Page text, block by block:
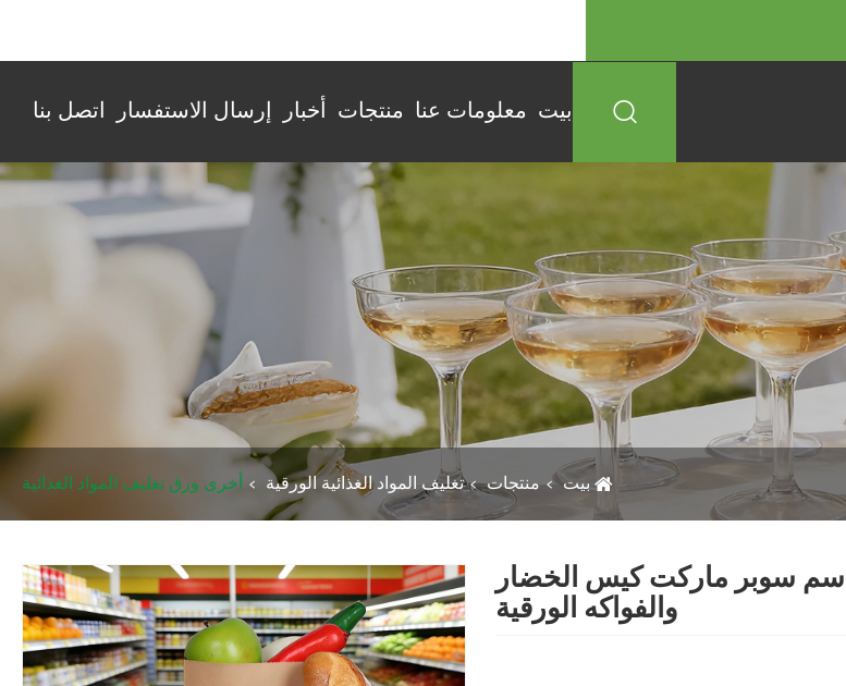
 بيت معلومات عنا منتجات أخبار إرسال الاستفسار اتصل بنا
بيت منتجات تغليف المواد الغذائية الورقية أخرى ورق تغليف المواد الغذائية
* 28 سم سوبر ماركت كيس الخضار
والفواكه الورقية